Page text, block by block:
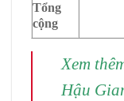
Tổng
cộng
Xem
Hậu